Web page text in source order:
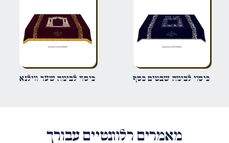
שמור בדפדפן זה את השם, האימייל והאתר שלי לפעם הבאה שאגיב.
כיסוי לבימה שבטים כסף כיסוי לבימה שער ווילנא
מאמרים רלוונטיים עבורך